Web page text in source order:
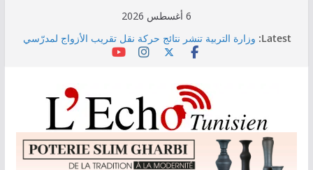
6 أغسطس 2026
Latest: وزارة التربية تنشر نتائج حركة نقل تقريب الأزواج لمدرّسي
التعليم الابتدائي لسنة 2026
التمهيدي الأوّل
“نسناس وبهناس”.. عرض مسرحي جديد للأطفال يجمع بين
الترفيه والقيم التربوية بمدينة الثقافة
اليوم: قرعة الدور التمهيدي لرابطة الأبطال وكأس
الكونفدرالية